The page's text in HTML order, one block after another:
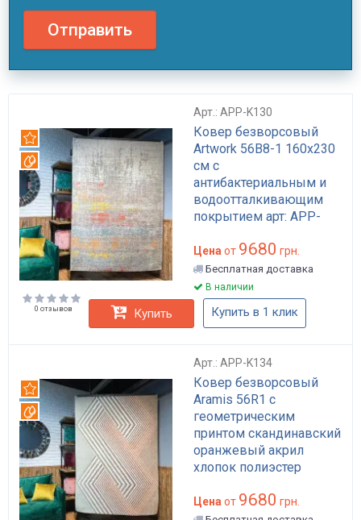
Отправить
Арт.: APP-K130
Ковер безворсовый
Artwork 56B8-1 160x230
см с
антибактериальным и
водоотталкивающим
покрытием арт: APP-
Рекомендуем
Вотерпруф
Цена от 9680 грн.
Бесплатная доставка
В наличии
0 отзывов Купить Купить в 1 клик
Арт.: APP-K134
Ковер безворсовый
Aramis 56R1 с
геометрическим
принтом скандинавский
оранжевый акрил
хлопок полиэстер
Everclean Waterproof
Рекомендуем
Вотерпруф
Цена от 9680 грн.